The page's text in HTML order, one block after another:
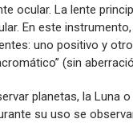
ocular. La lente
En este
uno positivo y
(sin
planetas, la Luna
su uso se